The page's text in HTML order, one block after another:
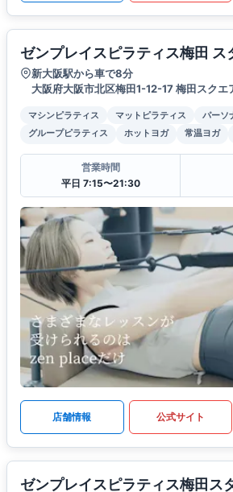
ゼンプレイスピラティス梅田 ス
新大阪駅から車で8分
大阪府大阪市北区梅田1-12-17 梅田スクエ
マシンピラティス マットピラティス
パーソ
グループピラティス
ホットヨガ 常温ヨガ
営業時間
平日 7:15〜21:30
店舗情報 公式サイト
ゼンプレイスピラティス梅田ス